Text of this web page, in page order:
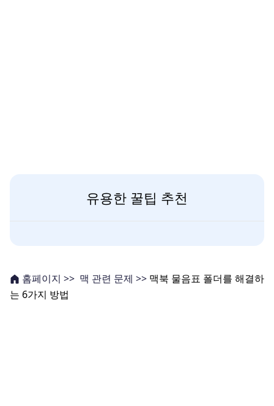
유용한 꿀팁 추천
홈페이지 >> 맥 관련 문제 >> 맥북 물음표 폴더를 해결하
는 6가지 방법